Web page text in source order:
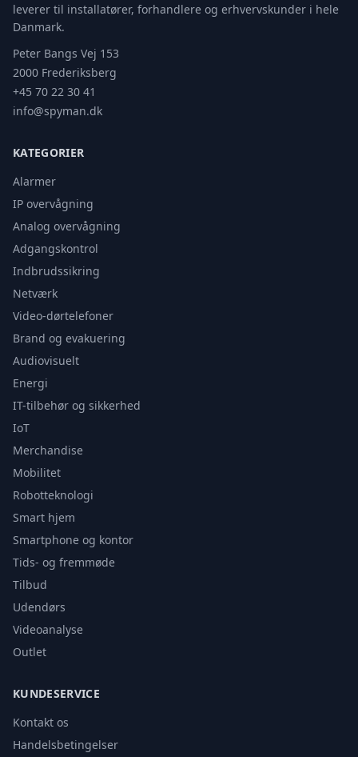
leverer til installatører, forhandlere og erhvervskunder i hele
Danmark.
Peter Bangs Vej 153
2000 Frederiksberg
+45 70 22 30 41
info@spyman.dk
KATEGORIER
Alarmer
IP overvågning
Analog overvågning
Adgangskontrol
Indbrudssikring
Netværk
Video-dørtelefoner
Brand og evakuering
Audiovisuelt
Energi
IT-tilbehør og sikkerhed
IoT
Merchandise
Mobilitet
Robotteknologi
Smart hjem
Smartphone og kontor
Tids- og fremmøde
Tilbud
Udendørs
Videoanalyse
Outlet
KUNDESERVICE
Kontakt os
Handelsbetingelser